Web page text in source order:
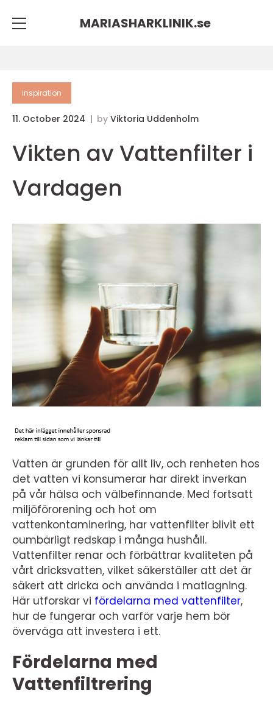
MARIASHARKLINIK.se
inspiration
11. October 2024 by Viktoria Uddenholm
Vikten av Vattenfilter i
Vardagen
Vatten är grunden för allt liv, och renheten hos
det vatten vi konsumerar har direkt inverkan
på vår hälsa och välbefinnande. Med fortsatt
miljöförorening och hot om
vattenkontaminering, har vattenfilter blivit ett
oumbärligt redskap i många hushåll.
Vattenfilter renar och förbättrar kvaliteten på
vårt dricksvatten, vilket säkerställer att det är
säkert att dricka och använda i matlagning.
Här utforskar vi fördelarna med vattenfilter,
hur de fungerar och varför varje hem bör
överväga att investera i ett.
Fördelarna med
Vattenfiltrering